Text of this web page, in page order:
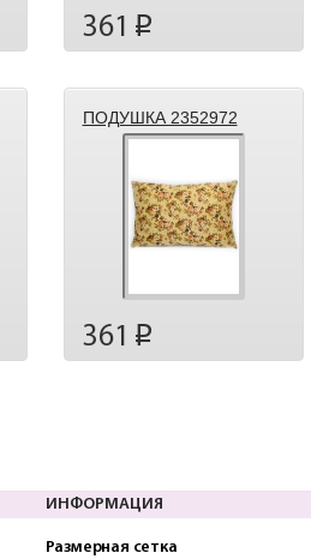
361 p
ПОДУШКА 2352972
361 p
ИНФОРМАЦИЯ
Размерная сетка